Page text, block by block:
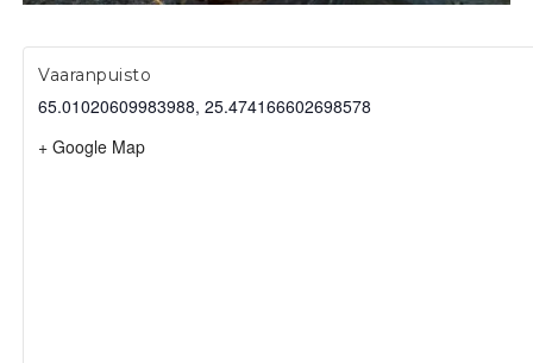
Vaaranpuisto
65.01020609983988, 25.474166602698578
+ Google Map